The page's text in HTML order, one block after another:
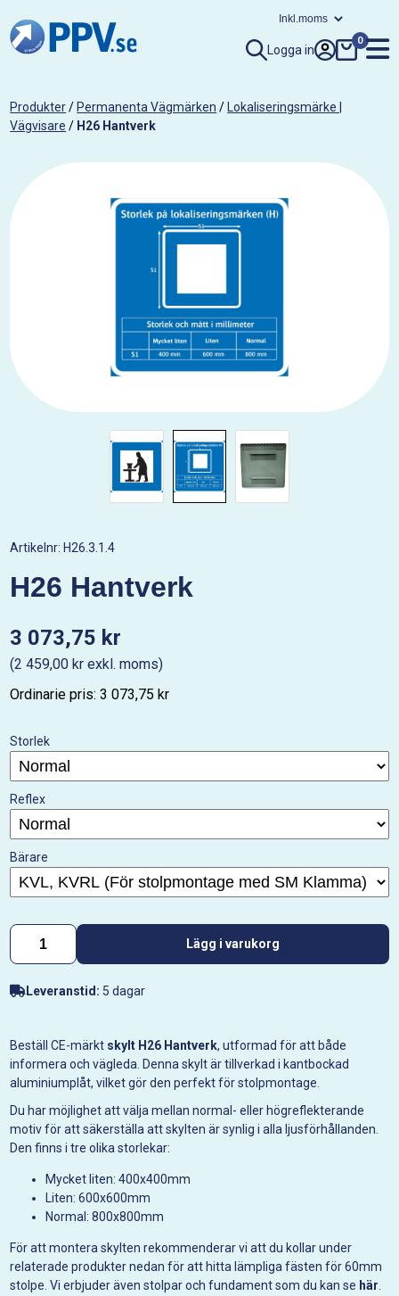
Logga in
0
Produkter/ Permanenta Vägmärken /
Lokaliseringsmärke |
Vägvisare / H26 Hantverk
Artikelnr: H26.3.1.4
H26 Hantverk
3 073,75 kr
(2 459,00 kr exkl. moms)
Ordinarie pris: 3 073,75 kr
Storlek
Reflex
Bärare
Lägg i varukorg
Leveranstid: 5 dagar
Beställ CE-märkt skylt H26 Hantverk, utformad för att både
informera och vägleda. Denna skylt är tillverkad i kantbockad
aluminiumplåt, vilket gör den perfekt för stolpmontage.
Du har möjlighet att välja mellan normal- eller högreflekterande
motiv för att säkerställa att skylten är synlig i alla ljusförhållanden.
Den finns i tre olika storlekar:
Mycket liten: 400x400mm
Liten: 600x600mm
Normal: 800x800mm
För att montera skylten rekommenderar vi att du kollar under
relaterade produkter nedan för att hitta lämpliga fästen för 60mm
stolpe. Vi erbjuder även stolpar och fundament som du kan se här